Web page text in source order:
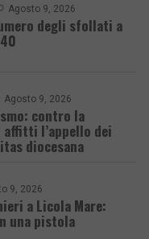
Agosto 9, 2026
degli sfollati a
Agosto 9, 2026
contro la
l’appello dei
diocesana
9, 2026
a Licola Mare:
una pistola